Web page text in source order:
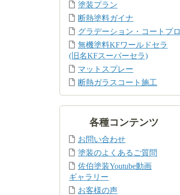
塗装プラン
断熱塗料ガイナ
グラデーション・コートプロ
無機塗料KFワールドセラ
(旧名KFスーパーセラ)
マットスプレー
断熱ガラスコート施工
各種コンテンツ
お問い合わせ
塗装のよくあるご質問
佐伯塗装Youtube動画
ギャラリー
お客様の声